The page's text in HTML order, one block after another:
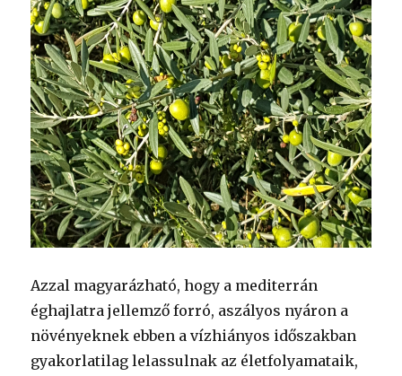
Azzal magyarázható, hogy a mediterrán
éghajlatra jellemző forró, aszályos nyáron a
növényeknek ebben a vízhiányos időszakban
gyakorlatilag lelassulnak az életfolyamataik,